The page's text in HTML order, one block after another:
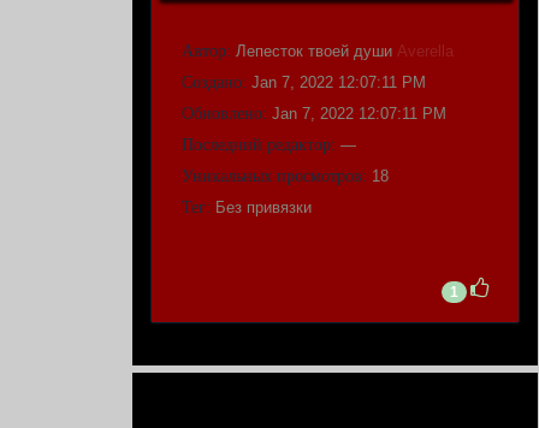
Автор: Лепесток твоей души Averella
Создано: Jan 7, 2022 12:07:11 PM
Обновлено: Jan 7, 2022 12:07:11 PM
Последний редактор: —
Уникальных просмотров: 18
Тег: Без привязки
1